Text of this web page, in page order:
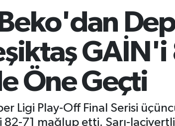
BITCOIN
Öne Geçti
Ligi Play-Off Final Serisi
71 mağlup etti. Sarı-